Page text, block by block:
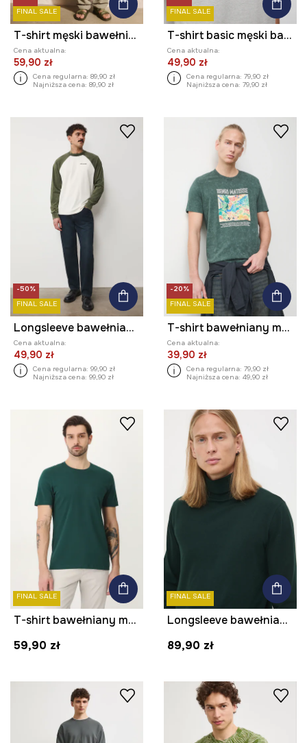
FINAL SALE
T-shirt męski bawełniany z kolekcji Bieszczadzki Park Narodowy x Medicine
Cena aktualna:
59,90 zł
Cena regularna: 89,90 zł
Najniższa cena: 89,90 zł
FINAL SALE
T-shirt basic męski bawełniany z elastanem
Cena aktualna:
49,90 zł
Cena regularna: 79,90 zł
Najniższa cena: 79,90 zł
-50%
FINAL SALE
Longsleeve bawełniany męski z nadrukami
Cena aktualna:
49,90 zł
Cena regularna: 99,90 zł
Najniższa cena: 99,90 zł
-20%
FINAL SALE
T-shirt bawełniany męski z kolekcji Eviva L'arte
Cena aktualna:
39,90 zł
Cena regularna: 79,90 zł
Najniższa cena: 49,90 zł
FINAL SALE
T-shirt bawełniany męski z elastanem gładki kolor zielony
59,90 zł
FINAL SALE
Longsleeve bawełniany męski z domieszką elastanu gładki kolor zielony
89,90 zł